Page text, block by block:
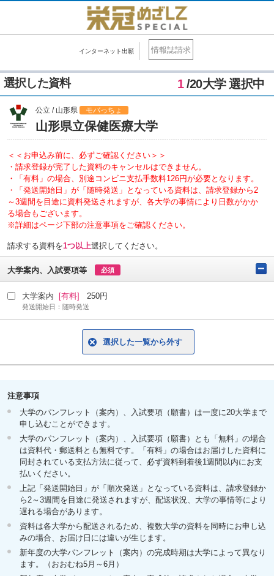
インターネット出願 情報誌請求
選択した資料 1 /20大学 選択中
公立 / 山形県 モバっちょ
山形県立保健医療大学
＜＜お申込み前に、必ずご確認ください＞＞
・請求登録が完了した資料のキャンセルはできません。
・「有料」の場合、別途コンビニ支払手数料126円が必要となります。
・「発送開始日」が「随時発送」となっている資料は、請求登録から2
～3週間を目途に資料発送されますが、各大学の事情により日数がかか
る場合もございます。
※詳細はページ下部の注意事項をご確認ください。
請求する資料を1つ以上選択してください。
大学案内、入試要項等 必須
大学案内 [有料] 250円
発送開始日：随時発送
選択した一覧から外す
注意事項
大学のパンフレット（案内）、入試要項（願書）は一度に20大学まで
申し込むことができます。
大学のパンフレット（案内）、入試要項（願書）とも「無料」の場合
は資料代・郵送料とも無料です。「有料」の場合はお届けした資料に
同封されている支払方法に従って、必ず資料到着後1週間以内にお支
払いください。
上記「発送開始日」が「順次発送」となっている資料は、請求登録か
ら2～3週間を目途に発送されますが、配送状況、大学の事情等により
遅れる場合があります。
資料は各大学から配送されるため、複数大学の資料を同時にお申し込
みの場合、お届け日には違いが生じます。
新年度の大学パンフレット（案内）の完成時期は大学によって異なり
ます。（おおむね5月～6月）